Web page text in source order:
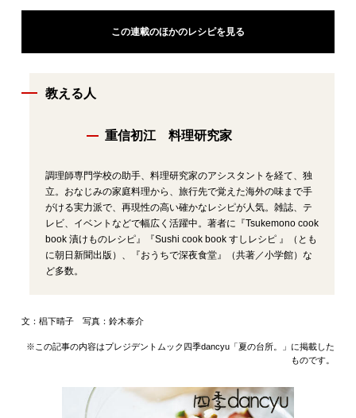
この連載のほかのレシピを見る
教える人
重信初江 料理研究家
調理師専門学校の助手、料理研究家のアシスタントを経て、独
立。おなじみの家庭料理から、旅行先で覚えた海外の味まで手
がける実力派で、再現性の高い確かなレシピが人気。雑誌、テ
レビ、イベントなどで幅広く活躍中。著者に『Tsukemono cook
book 漬けものレシピ』『Sushi cook book すしレシピ 』（とも
に朝日新聞出版）、『おうちで深夜食堂』（共著／小学館）な
ど多数。
文：椙下晴子 写真：鈴木泰介
※この記事の内容はプレジデントムック四季dancyu「夏の台所。」に掲載した
ものです。